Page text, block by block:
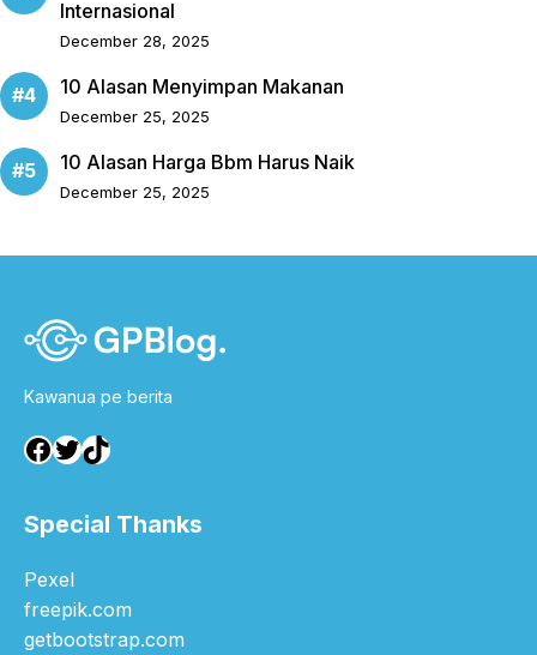
Internasional
December 28, 2025
10 Alasan Menyimpan Makanan
December 25, 2025
10 Alasan Harga Bbm Harus Naik
December 25, 2025
Kawanua pe berita
Facebook
Twitter
TikTok
Special Thanks
Pexel
freepik.com
getbootstrap.com